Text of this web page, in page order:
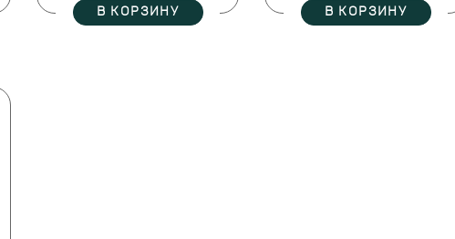
В КОРЗИНУ В КОРЗИНУ